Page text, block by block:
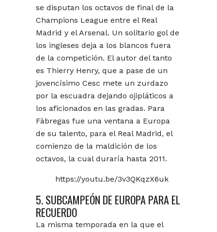
se disputan los octavos de final de la
Champions League entre el Real
Madrid y el Arsenal. Un solitario gol de
los ingleses deja a los blancos fuera
de la competición. El autor del tanto
es Thierry Henry, que a pase de un
jovencísimo Cesc mete un zurdazo
por la escuadra dejando ojipláticos a
los aficionados en las gradas. Para
Fàbregas fue una ventana a Europa
de su talento, para el Real Madrid, el
comienzo de la maldición de los
octavos, la cual duraría hasta 2011.
https://youtu.be/3v3QKqzX6uk
5. SUBCAMPEÓN DE EUROPA PARA EL
RECUERDO
La misma temporada en la que el